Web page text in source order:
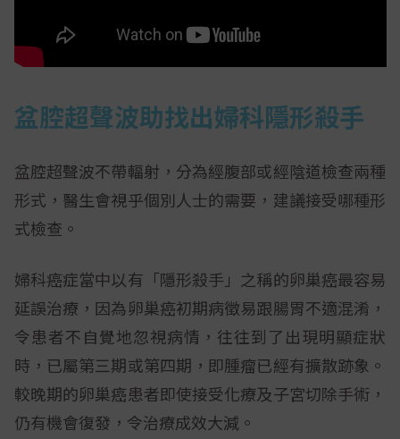
盆腔超聲波助找出婦科隱形殺手
盆腔超聲波不帶輻射，分為經腹部或經陰道檢查兩種
形式，醫生會視乎個別人士的需要，建議接受哪種形
式檢查。
婦科癌症當中以有「隱形殺手」之稱的卵巢癌最容易
延誤治療，因為卵巢癌初期病徵易跟腸胃不適混淆，
令患者不自覺地忽視病情，往往到了出現明顯症狀
時，已屬第三期或第四期，即腫瘤已經有擴散跡象。
較晚期的卵巢癌患者即使接受化療及子宮切除手術，
仍有機會復發，令治療成效大減。